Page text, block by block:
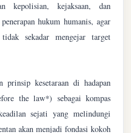
kepolisian, kejaksaan, dan
hukum humanis, agar
sekadar mengejar target
prinsip kesetaraan di hadapan
the law*) sebagai kompas
sejati yang melindungi
akan menjadi fondasi kokoh